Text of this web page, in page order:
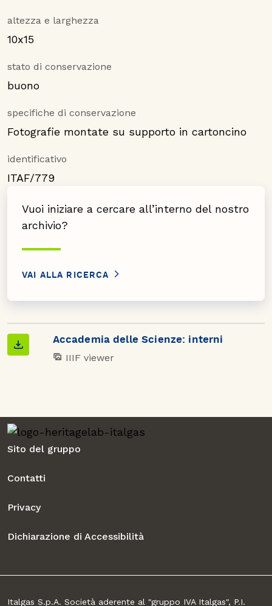
altezza e larghezza
10x15
stato di conservazione
buono
specifiche di conservazione
Fotografie montate su supporto in cartoncino
identificativo
ITAF/779
Vuoi iniziare a cercare all’interno del nostro
archivio?
VAI ALLA RICERCA
Accademia delle Scienze: interni
IIIF viewer
Sito del gruppo
Contatti
Privacy
Dichiarazione di Accessibilità
Italgas S.p.A. Società aderente al "gruppo IVA Italgas", P.I.